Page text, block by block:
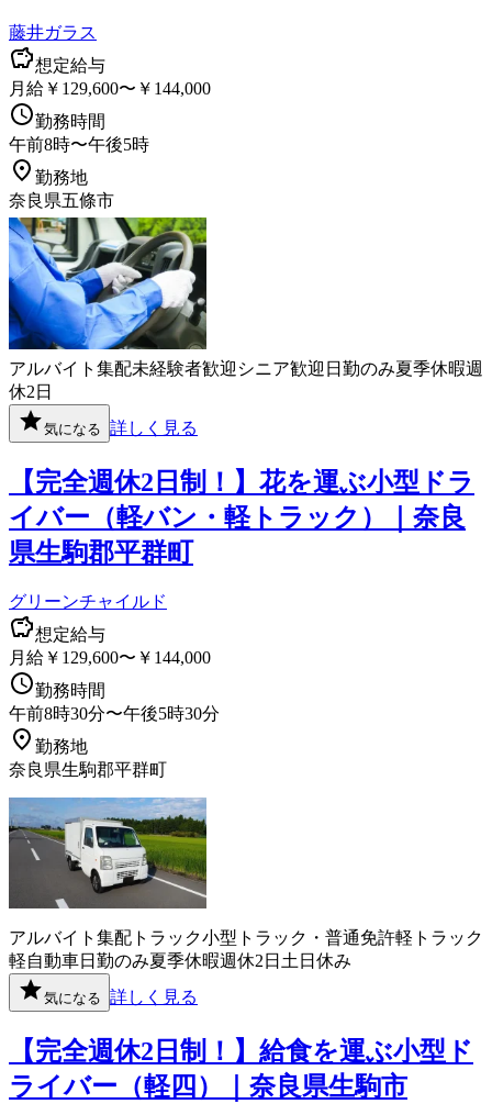
藤井ガラス
想定給与
月給￥129,600〜￥144,000
勤務時間
午前8時〜午後5時
勤務地
奈良県五條市
アルバイト 集配未経験者歓迎 シニア歓迎 日勤のみ夏季休暇週
休2日
気になる 詳しく見る
【完全週休2日制！】花を運ぶ小型ドラ
イバー（軽バン・軽トラック）｜奈良
県生駒郡平群町
グリーンチャイルド
想定給与
月給￥129,600〜￥144,000
勤務時間
午前8時30分〜午後5時30分
勤務地
奈良県生駒郡平群町
アルバイト 集配 トラック小型トラック・普通免許軽トラック
軽自動車日勤のみ夏季休暇週休2日 土日休み
気になる 詳しく見る
【完全週休2日制！】給食を運ぶ小型ド
ライバー（軽四）｜奈良県生駒市